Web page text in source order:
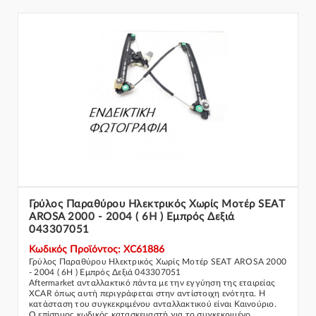
Γρύλος Παραθύρου Ηλεκτρικός Χωρίς Μοτέρ SEAT
AROSA 2000 - 2004 ( 6H ) Εμπρός Δεξιά
043307051
Κωδικός Προϊόντος: XC61886
Γρύλος Παραθύρου Ηλεκτρικός Χωρίς Μοτέρ SEAT AROSA 2000
- 2004 ( 6H ) Εμπρός Δεξιά 043307051
Aftermarket ανταλλακτικό πάντα με την εγγύηση της εταιρείας
XCAR όπως αυτή περιγράφεται στην αντίστοιχη ενότητα. Η
κατάσταση του συγκεκριμένου ανταλλακτικού είναι Καινούριο.